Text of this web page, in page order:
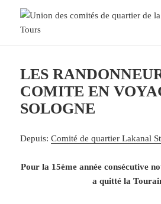
ville de Tours
LES
COMITE EN
SOLOGNE
Depuis:Comité de quartier Lakanal
Pour la 15ème année consécutive
a quitté la